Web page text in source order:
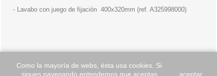
- Lavabo con juego de fijación 400x320mm (ref. A325998000)
Como la mayoría de webs, ésta usa cookies. Si
sigues navegando entendemos que aceptas
aceptar